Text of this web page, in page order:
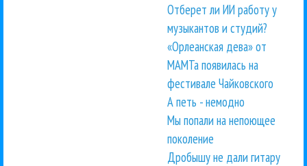
Отберет ли ИИ работу у
музыкантов и студий?
«Орлеанская дева» от
МАМТа появилась на
фестивале Чайковского
А петь - немодно
Мы попали на непоющее
поколение
Дробышу не дали гитару